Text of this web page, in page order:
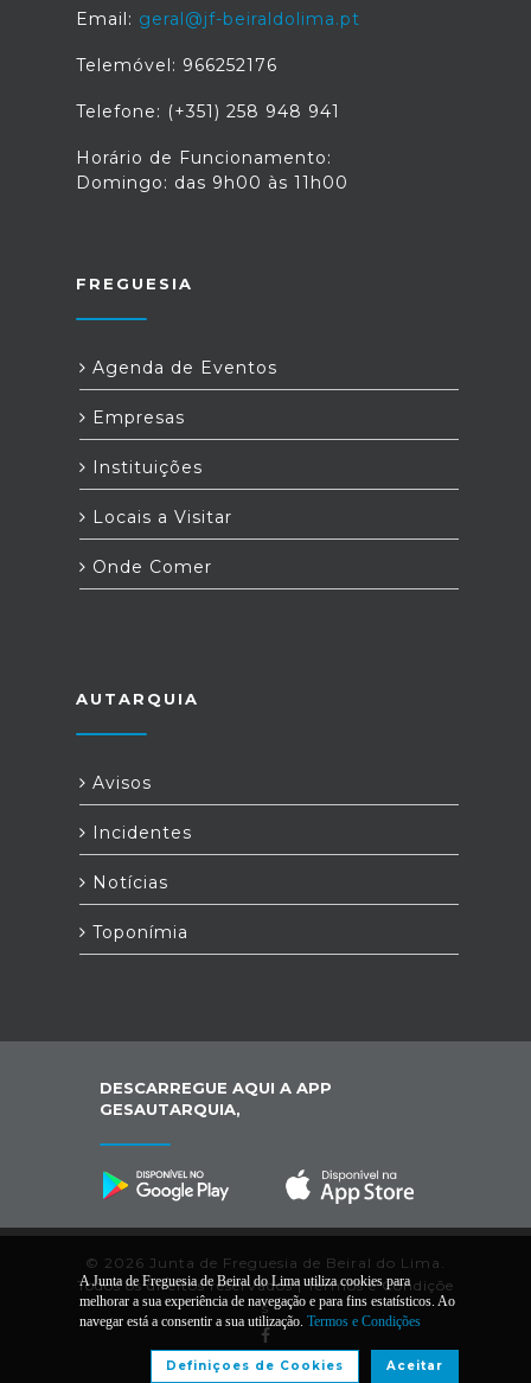
Email: geral@jf-beiraldolima.pt
Telemóvel: 966252176
Telefone: (+351) 258 948 941
Horário de Funcionamento:
Domingo: das 9h00 às 11h00
FREGUESIA
Agenda de Eventos
Empresas
Instituições
Locais a Visitar
Onde Comer
AUTARQUIA
Avisos
Incidentes
Notícias
Toponímia
DESCARREGUE AQUI A APP
GESAUTARQUIA,
© 2026 Junta de Freguesia de Beiral do Lima.
Todos os direitos reservados |Termos e Condiçõe
s
A Junta de Freguesia de Beiral do Lima utiliza cookies para
melhorar a sua experiência de navegação e para fins estatísticos. Ao
navegar está a consentir a sua utilização. Termos e Condições
Aceitar
Definiçoes de Cookies